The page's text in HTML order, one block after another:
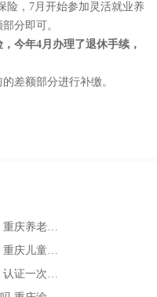
险，7月开始参加灵活就业养
分即可。
今年4月办理了退休手续，
差额部分进行补缴。